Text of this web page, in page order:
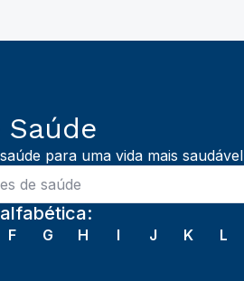
para uma vida mais saudável
F G H I J K L